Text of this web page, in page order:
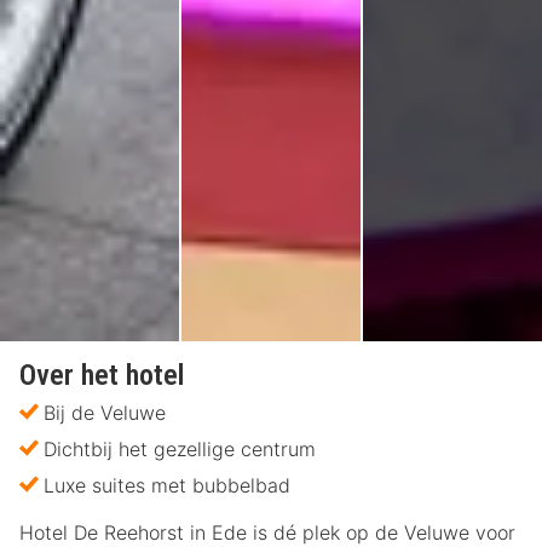
Over het hotel
Bij de Veluwe
Dichtbij het gezellige centrum
Luxe suites met bubbelbad
Hotel De Reehorst in Ede is dé plek op de Veluwe voor